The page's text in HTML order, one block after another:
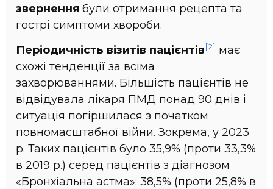
звернення були отримання рецепта та
гострі симптоми хвороби.
Періодичність візитів пацієнтів[2] має
схожі тенденції за всіма
захворюваннями. Більшість пацієнтів не
відвідувала лікаря ПМД понад 90 днів і
ситуація погіршилася з початком
повномасштабної війни. Зокрема, у 2023
р. Таких пацієнтів було 35,9% (проти 33,3%
в 2019 р.) серед пацієнтів з діагнозом
«Бронхіальна астма»; 38,5% (проти 25,8% в